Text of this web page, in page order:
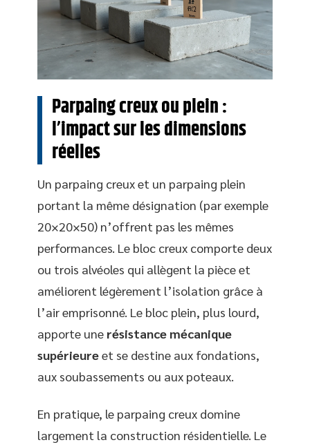
Parpaing creux ou plein :
l’impact sur les dimensions
réelles
Un parpaing creux et un parpaing plein
portant la même désignation (par exemple
20×20×50) n’offrent pas les mêmes
performances. Le bloc creux comporte deux
ou trois alvéoles qui allègent la pièce et
améliorent légèrement l’isolation grâce à
l’air emprisonné. Le bloc plein, plus lourd,
apporte une résistance mécanique
supérieureet se destine aux fondations,
aux soubassements ou aux poteaux.
En pratique, le parpaing creux domine
largement la construction résidentielle. Le